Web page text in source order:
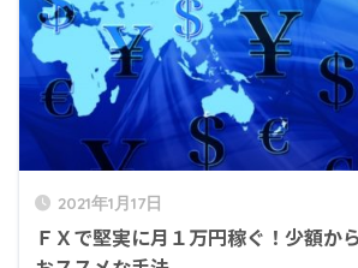
2021年1月17日
ＦＸで堅実に月１万円稼ぐ！少額か